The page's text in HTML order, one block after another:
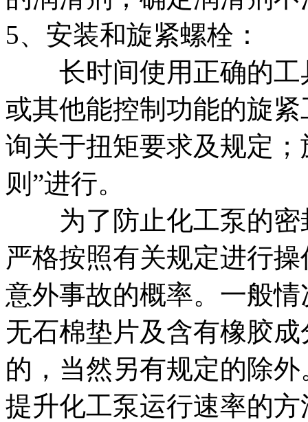
5、安装和旋紧螺栓：
长时间使用正确的工
或其他能控制功能的旋
询关于扭矩要求及规定
则”进行。
为了防止化工泵的密
严格按照有关规定进行
意外事故的概率。一般
无石棉垫片及含有橡胶
的，当然另有规定的除外
提升化工泵运行速率的方